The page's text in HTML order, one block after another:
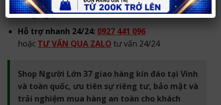
hàng ngày.
Hỗ trợ nhanh 24/24: 0927 441 096
hoặc TƯ VẤN QUA ZALO tư vấn 24/24
Shop Người Lớn 37 giao hàng kín đáo tại Vinh
và toàn quốc, ưu tiên sự riêng tư, bảo mật và
trải nghiệm mua hàng an toàn cho khách